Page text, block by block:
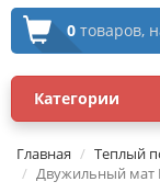
0 товаров,
Категории
Главная Теплый
Двужильный мат